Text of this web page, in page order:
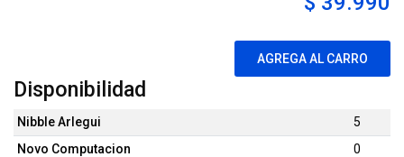
AGREGA AL CARRO
Disponibilidad
Nibble Arlegui
5
Novo Computacion
0